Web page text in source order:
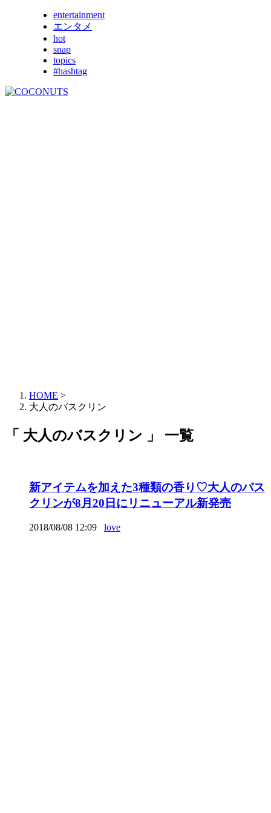
entertainment
エンタメ
hot
snap
topics
#hashtag
HOME >
大人のバスクリン
「 大人のバスクリン 」 一覧
新アイテムを加えた3種類の香り♡大人のバス
クリンが8月20日にリニューアル新発売
2018/08/08 12:09 love